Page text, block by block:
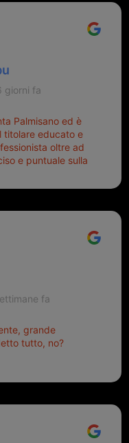
giorni fa
Palmisano ed è
titolare educato e
oltre ad
e puntuale sulla
fa
grande
tutto, no?